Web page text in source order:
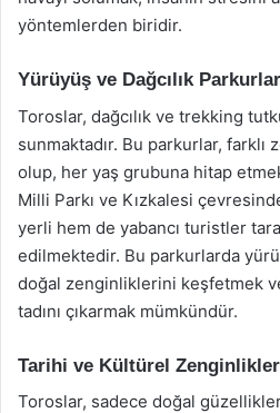
yöntemlerden biridir.
Yürüyüş ve Dağcılık
Toroslar, dağcılık ve trekking
sunmaktadır. Bu parkurlar,
olup, her yaş grubuna hitap
Milli Parkı ve Kızkalesi
yerli hem de yabancı turistler
edilmektedir. Bu parkurlarda
doğal zenginliklerini keşfetmek
tadını çıkarmak mümkündür.
Tarihi ve Kültürel Zenginlikler
Toroslar, sadece doğal